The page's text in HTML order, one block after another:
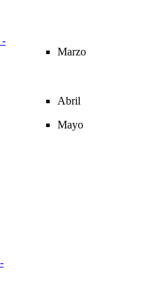
-
Marzo
Abril
Mayo